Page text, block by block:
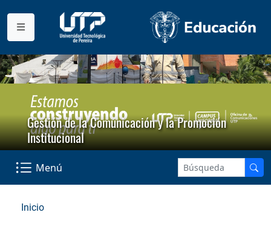
Gestión de la Comunicación y la Promoción
Institucional
Menú
Inicio